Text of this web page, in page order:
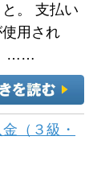
。 支払い
用され
……
（３級・